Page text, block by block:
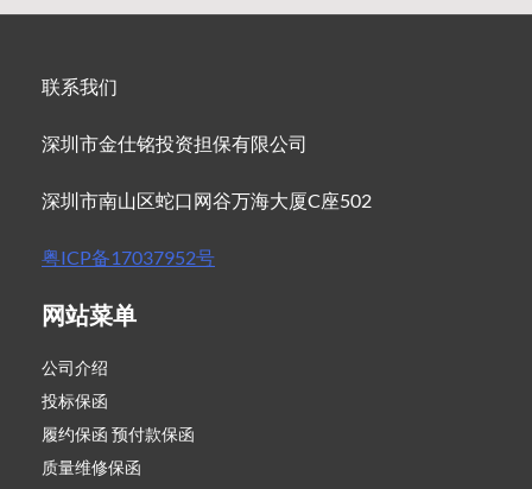
联系我们
深圳市金仕铭投资担保有限公司
深圳市南山区蛇口网谷万海大厦C座502
粤ICP备17037952号
网站菜单
公司介绍
投标保函
履约保函 预付款保函
质量维修保函